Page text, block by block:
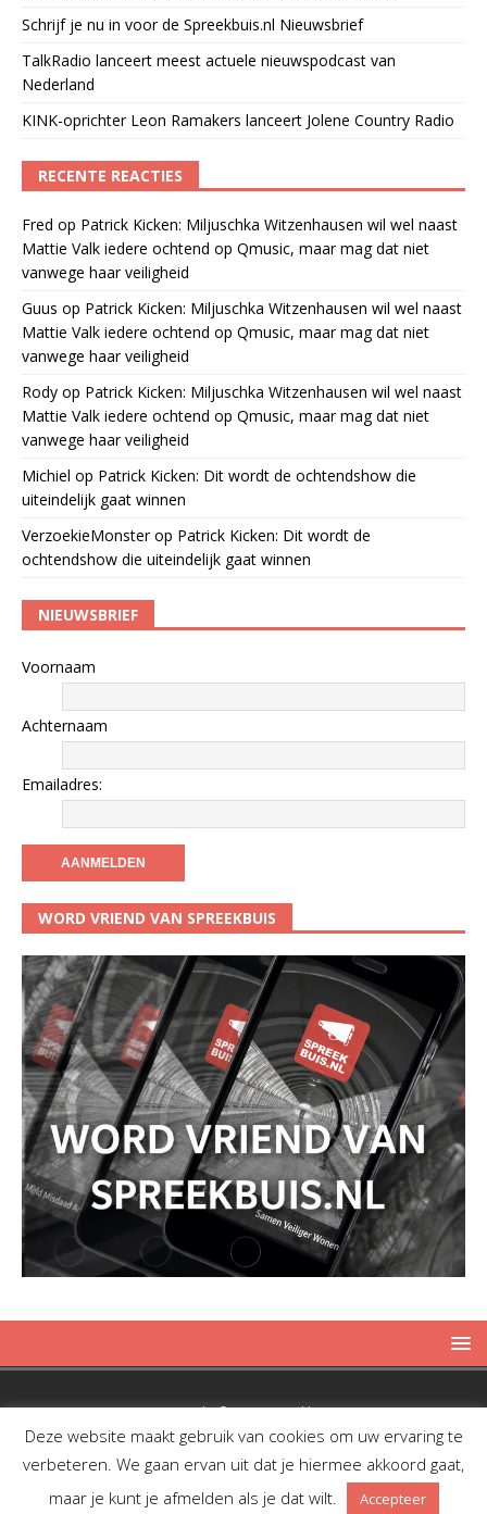
Schrijf je nu in voor de Spreekbuis.nl Nieuwsbrief
TalkRadio lanceert meest actuele nieuwspodcast van
Nederland
KINK-oprichter Leon Ramakers lanceert Jolene Country Radio
RECENTE REACTIES
Fred op Patrick Kicken: Miljuschka Witzenhausen wil wel naast
Mattie Valk iedere ochtend op Qmusic, maar mag dat niet
vanwege haar veiligheid
Guus op Patrick Kicken: Miljuschka Witzenhausen wil wel naast
Mattie Valk iedere ochtend op Qmusic, maar mag dat niet
vanwege haar veiligheid
Rody op Patrick Kicken: Miljuschka Witzenhausen wil wel naast
Mattie Valk iedere ochtend op Qmusic, maar mag dat niet
vanwege haar veiligheid
Michiel op Patrick Kicken: Dit wordt de ochtendshow die
uiteindelijk gaat winnen
VerzoekieMonsterop Patrick Kicken: Dit wordt de
ochtendshow die uiteindelijk gaat winnen
NIEUWSBRIEF
Voornaam
Achternaam
Emailadres:
WORD VRIEND VAN SPREEKBUIS
Copyright © 2019 Spreekbuis
Deze website maakt gebruik van cookies om uw ervaring te
verbeteren. We gaan ervan uit dat je hiermee akkoord gaat,
maar je kunt je afmelden als je dat wilt.
Accepteer